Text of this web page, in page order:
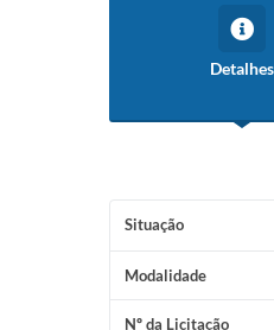
Detalhes
Situação
Modalidade
Nº da Licitação